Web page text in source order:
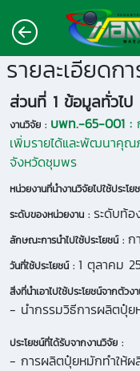
ส่วนที่ 1 ข้อมูลทั่วไป
งานวิจัย : บพท.-65-001 :
เพิ่มรายได้และพัฒนาคุณ
จังหวัดชุมพร
หน่วยงานที่นำงานวิจัยไปใช้ประโย
ระดับของหน่วยงาน : ระดับท้อ
ลักษณะการนำไปใช้ประโยชน์ : ก
วันที่ใช้ประโยชน์ : 1 ตุลาคม
สิ่งที่นำเอาไปใช้ประโยชน์จากตัวง
- นำกรรมวิธีการผลิตปุ๋ย
ประโยชน์ที่ได้รับจากงานวิจัย :
- การผลิตปุ๋ยหมักทำให้ผ